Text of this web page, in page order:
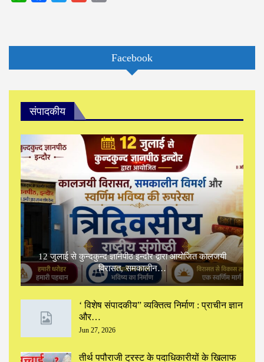
Facebook
संपादकीय
12 जुलाई से कुन्दकुन्द ज्ञानपीठ इन्दौर द्वारा आयोजित कालजयी
विरासत, समकालीन…
‘ विशेष संपादकीय” ‌व्यक्तित्व निर्माण : प्राचीन ज्ञान
और…
Jun 27, 2026
तीर्थ पपौराजी ट्रस्ट के पदाधिकारीयों के खिलाफ